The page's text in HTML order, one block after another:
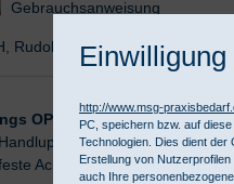
Gebrauchsanweisung
Rudolf-Diesel-Strasse 2,
OPTICLUX Hand 10-1 DL
reinweiß,
Acrylglaslinse Ø 160 mm,
http://www.msg-
PC, speichern bzw. auf
Technologien. Dies dient der
Erstellung von
auch Ihre